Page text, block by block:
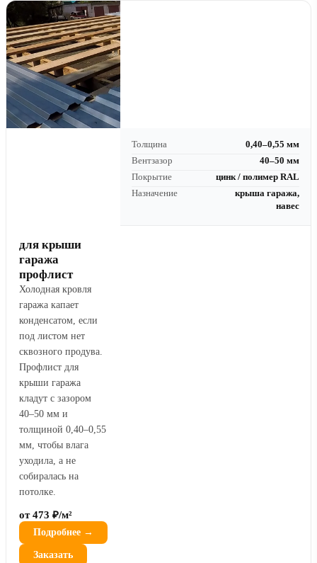
Толщина
0,40–0,55 мм
Вентзазор
40–50 мм
Покрытие
цинк / полимер RAL
Назначение
крыша гаража,
навес
для крыши
гаража
профлист
Холодная кровля
гаража капает
конденсатом, если
под листом нет
сквозного продува.
Профлист для
крыши гаража
кладут с зазором
40–50 мм и
толщиной 0,40–0,55
мм, чтобы влага
уходила, а не
собиралась на
потолке.
от 473 ₽/м²
Подробнее →
Заказать